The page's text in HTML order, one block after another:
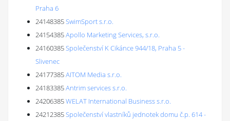
Praha 6
24148385SwimSport s.r.o.
24154385Apollo Marketing Services, s.r.o.
24160385Společenství K Cikánce 944/18, Praha 5 -
Slivenec
24177385AITOM Media s.r.o.
24183385Antrim services s.r.o.
24206385WELAT International Business s.r.o.
24212385Společenství vlastníků jednotek domu č.p. 614 -